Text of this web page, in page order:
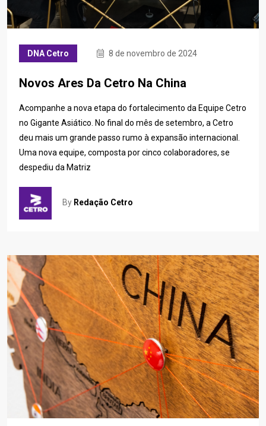
DNA Cetro 8 de novembro de 2024
Novos Ares Da Cetro Na China
Acompanhe a nova etapa do fortalecimento da Equipe Cetro
no Gigante Asiático. No final do mês de setembro, a Cetro
deu mais um grande passo rumo à expansão internacional.
Uma nova equipe, composta por cinco colaboradores, se
despediu da Matriz
By Redação Cetro